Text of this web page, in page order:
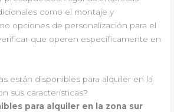
como el montaje y
opciones de personalización para el
que operen específicamente en
están disponibles para alquiler en la
sus características?
para alquiler en la zona sur